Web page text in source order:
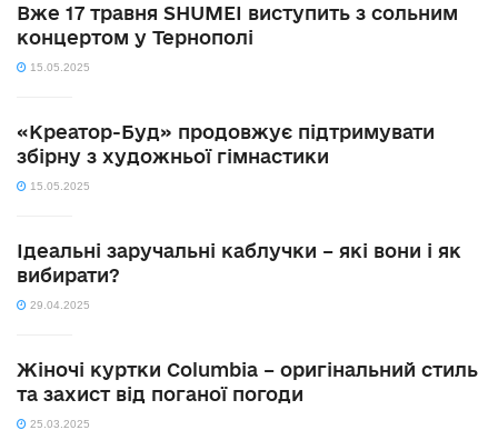
Вже 17 травня SHUMEI виступить з сольним
концертом у Тернополі
15.05.2025
«Креатор-Буд» продовжує підтримувати
збірну з художньої гімнастики
15.05.2025
Ідеальні заручальні каблучки – які вони і як
вибирати?
29.04.2025
Жіночі куртки Columbia – оригінальний стиль
та захист від поганої погоди
25.03.2025